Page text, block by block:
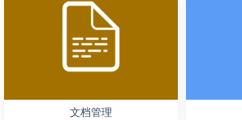
文档管理